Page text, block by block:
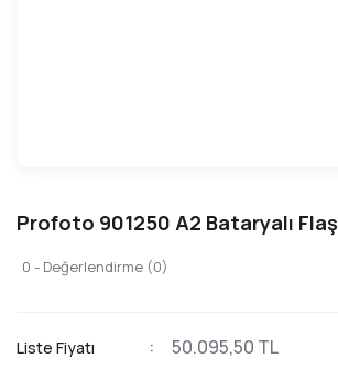
Profoto 901250 A2 Bataryalı Flaş
0 - Değerlendirme (0)
Liste Fiyatı 50.095,50 TL